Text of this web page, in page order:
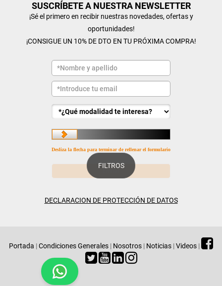
FILTROS
SUSCRÍBETE A NUESTRA NEWSLETTER
¡Sé el primero en recibir nuestras novedades, ofertas y
oportunidades!
¡CONSIGUE UN 10% DE DTO EN TU PRÓXIMA COMPRA!
Desliza la flecha para terminar de rellenar el formulario
DECLARACION DE PROTECCIÓN DE DATOS
Portada |Condiciones Generales | Nosotros | Noticias |Videos |